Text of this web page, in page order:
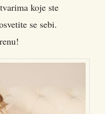
koje ste
se sebi.